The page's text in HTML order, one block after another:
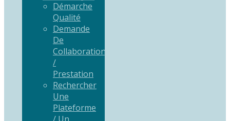
Démarche
Qualité
Demande
De
Collaboration
/
Prestation
Rechercher
Une
Plateforme